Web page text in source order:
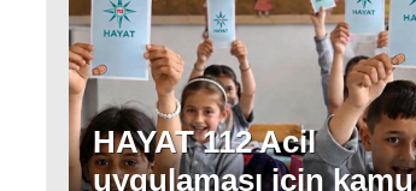
HAYAT 112 Acil
uygulaması için kamu